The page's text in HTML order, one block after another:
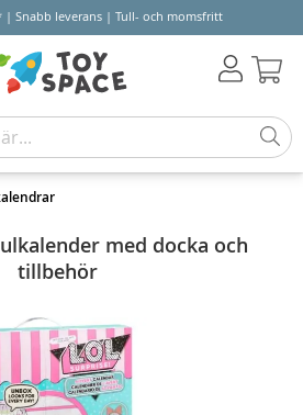
| Snabb leverans | Tull- och momsfritt
med docka och
tillbehör